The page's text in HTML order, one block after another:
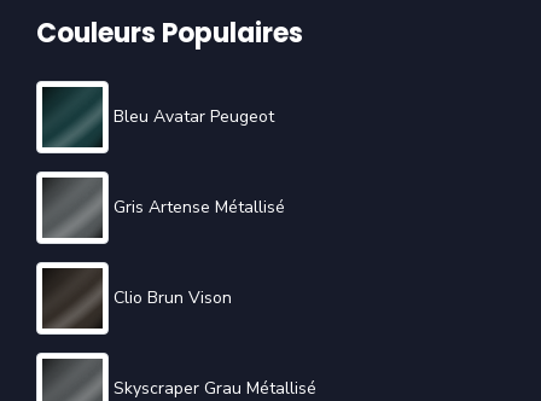
Couleurs Populaires
Bleu Avatar Peugeot
Gris Artense Métallisé
Clio Brun Vison
Skyscraper Grau Métallisé